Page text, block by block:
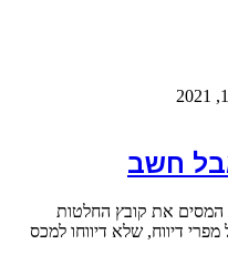
חשב
רשות המסים את קובץ החלטות
דיווח, שלא דיווחו למכס